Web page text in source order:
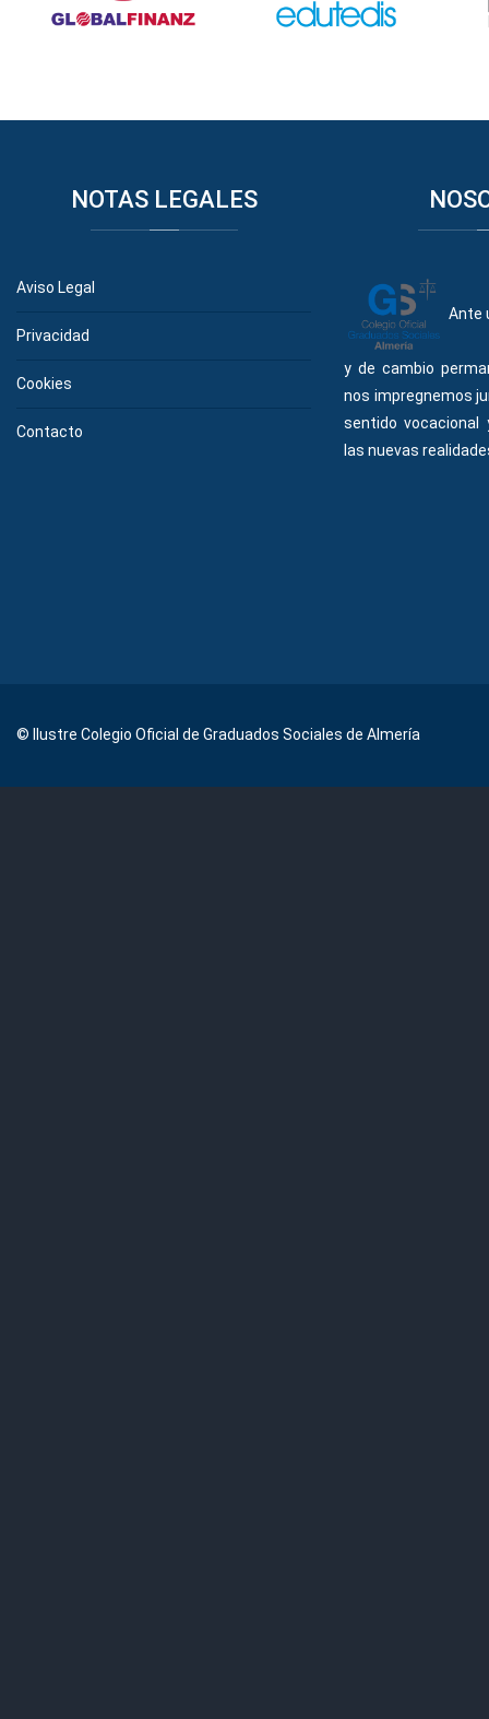
NOTASLEGALES
Aviso Legal
Privacidad
Cookies
Contacto
Ante
y de cambio
nos impregnemos
sentido
las nuevas
© Ilustre Colegio Oficial de Graduados Sociales de Almería